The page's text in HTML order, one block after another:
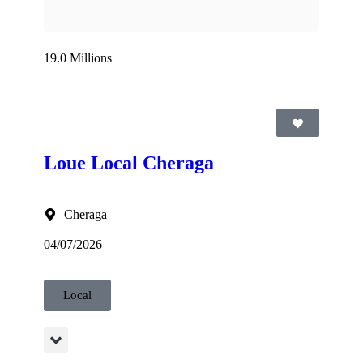
19.0 Millions
Loue Local Cheraga
Cheraga
04/07/2026
Local